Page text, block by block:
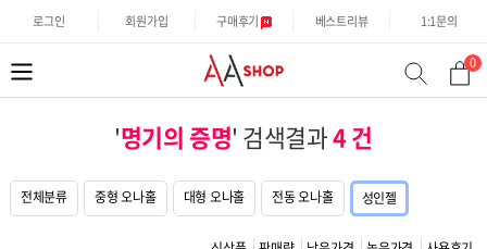
로그인 회원가입 구매후기 베스트리뷰 1:1문의
류
0
'명기의 증명' 검색결과4 건
전체분류 중형 오나홀 대형 오나홀 전동 오나홀 성인젤